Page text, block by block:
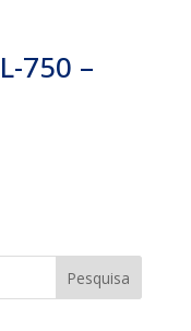
750 –
Pesquisa